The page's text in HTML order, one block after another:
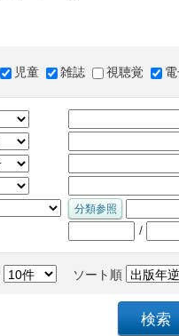
児童 雑誌 視聴覚
/
ソート順